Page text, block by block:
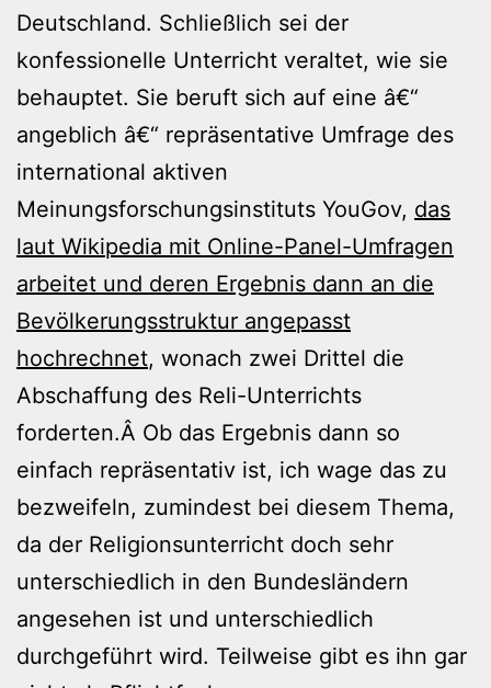
Deutschland. Schließlich sei der
konfessionelle Unterricht veraltet, wie sie
behauptet. Sie beruft sich auf eine â€“
angeblich â€“ repräsentative Umfrage des
international aktiven
Meinungsforschungsinstituts YouGov, das
laut Wikipedia mit Online-Panel-Umfragen
arbeitet und deren Ergebnis dann an die
Bevölkerungsstruktur angepasst
hochrechnet, wonach zwei Drittel die
Abschaffung des Reli-Unterrichts
forderten.Â Ob das Ergebnis dann so
einfach repräsentativ ist, ich wage das zu
bezweifeln, zumindest bei diesem Thema,
da der Religionsunterricht doch sehr
unterschiedlich in den Bundesländern
angesehen ist und unterschiedlich
durchgeführt wird. Teilweise gibt es ihn gar